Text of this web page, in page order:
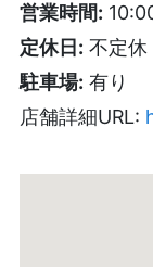
営業時間:
定休日: 不定休
駐車場: 有り
店舗詳細URL: